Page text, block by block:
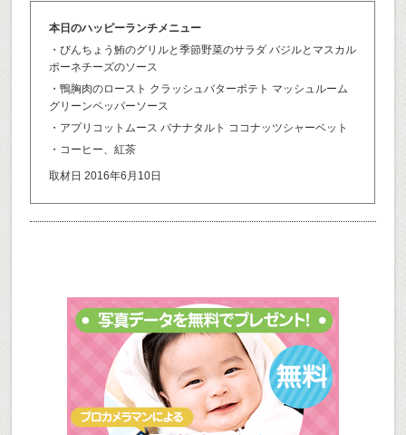
本日のハッピーランチメニュー
・びんちょう鮪のグリルと季節野菜のサラダ バジルとマスカル
ポーネチーズのソース
・鴨胸肉のロースト クラッシュバターポテト マッシュルーム
グリーンペッパーソース
・アプリコットムース バナナタルト ココナッツシャーベット
・コーヒー、紅茶
取材日 2016年6月10日